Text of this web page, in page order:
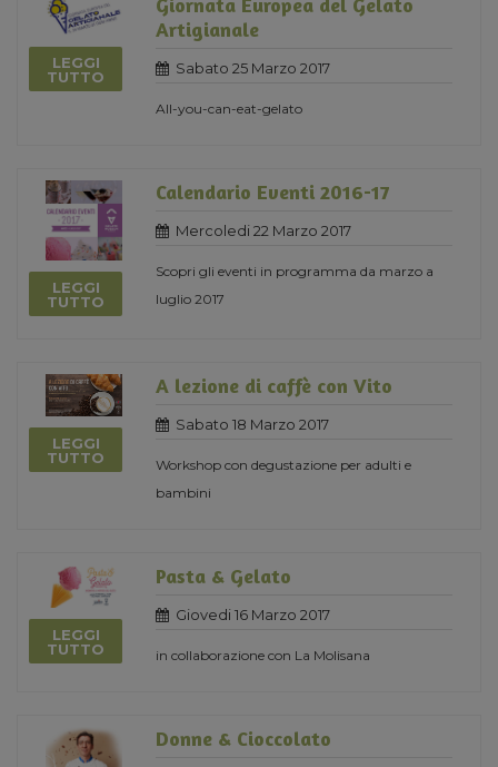
LEGGI
TUTTO
Artigianale
Sabato 25 Marzo 2017
All-you-can-eat-gelato
LEGGI
TUTTO
Calendario Eventi 2016-17
Mercoledi 22 Marzo 2017
Scopri gli eventi in programma da marzo a
luglio 2017
LEGGI
TUTTO
A lezione di caffè con Vito
Sabato 18 Marzo 2017
Workshop con degustazione per adulti e
bambini
LEGGI
TUTTO
Pasta & Gelato
Giovedi 16 Marzo 2017
in collaborazione con La Molisana
Donne & Cioccolato